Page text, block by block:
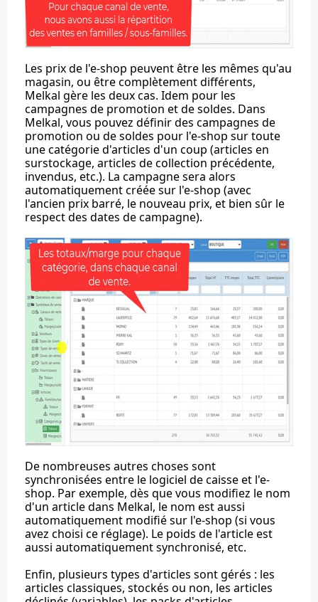
Les prix de l'e-shop peuvent être les mêmes qu'au
magasin, ou être complètement différents,
Melkal gère les deux cas. Idem pour les
campagnes de promotion et de soldes. Dans
Melkal, vous pouvez définir des campagnes de
promotion ou de soldes pour l'e-shop sur toute
une catégorie d'articles d'un coup (articles en
surstockage, articles de collection précédente,
invendus, etc.). La campagne sera alors
automatiquement créée sur l'e-shop (avec
l'ancien prix barré, le nouveau prix, et bien sûr le
respect des dates de campagne).
De nombreuses autres choses sont
synchronisées entre le logiciel de caisse et l'e-
shop. Par exemple, dès que vous modifiez le nom
d'un article dans Melkal, le nom est aussi
automatiquement modifié sur l'e-shop (si vous
avez choisi ce réglage). Le poids de l'article est
aussi automatiquement synchronisé, etc.
Enfin, plusieurs types d'articles sont gérés : les
articles classiques, stockés ou non, les articles